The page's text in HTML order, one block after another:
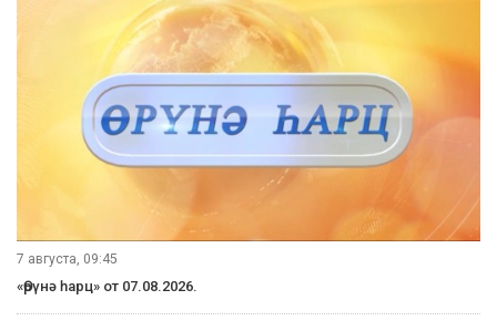
7 августа, 09:45
«Өрүнә һарц» от 07.08.2026.